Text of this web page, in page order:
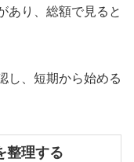
あり、総額で見ると
し、短期から始める
整理する